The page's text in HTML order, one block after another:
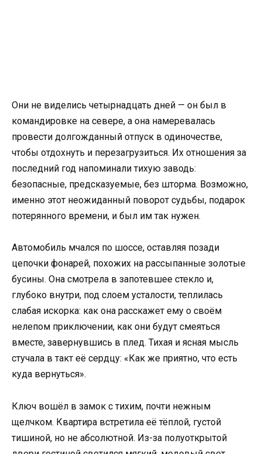
Они не виделись четырнадцать дней — он был в
командировке на севере, а она намеревалась
провести долгожданный отпуск в одиночестве,
чтобы отдохнуть и перезагрузиться. Их отношения за
последний год напоминали тихую заводь:
безопасные, предсказуемые, без шторма. Возможно,
именно этот неожиданный поворот судьбы, подарок
потерянного времени, и был им так нужен.
Автомобиль мчался по шоссе, оставляя позади
цепочки фонарей, похожих на рассыпанные золотые
бусины. Она смотрела в запотевшее стекло и,
глубоко внутри, под слоем усталости, теплилась
слабая искорка: как она расскажет ему о своём
нелепом приключении, как они будут смеяться
вместе, завернувшись в плед. Тихая и ясная мысль
стучала в такт её сердцу: «Как же приятно, что есть
куда вернуться».
Ключ вошёл в замок с тихим, почти нежным
щелчком. Квартира встретила её тёплой, густой
тишиной, но не абсолютной. Из-за полуоткрытой